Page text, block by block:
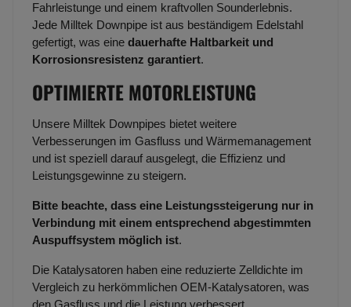
Fahrleistunge und einem kraftvollen Sounderlebnis.
Jede Milltek Downpipe ist aus beständigem Edelstahl
gefertigt, was eine dauerhafte Haltbarkeit und
Korrosionsresistenz garantiert.
OPTIMIERTE MOTORLEISTUNG
Unsere Milltek Downpipes bietet weitere
Verbesserungen im Gasfluss und Wärmemanagement
und ist speziell darauf ausgelegt, die Effizienz und
Leistungsgewinne zu steigern.
Bitte beachte, dass eine Leistungssteigerung nur in
Verbindung mit einem entsprechend abgestimmten
Auspuffsystem möglich ist.
Die Katalysatoren haben eine reduzierte Zelldichte im
Vergleich zu herkömmlichen OEM-Katalysatoren, was